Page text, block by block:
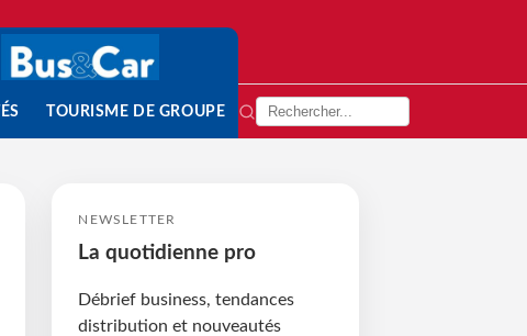
TOURISME DE GROUPE
NEWSLETTER
La quotidienne pro
Débrief business, tendances
distribution et nouveautés